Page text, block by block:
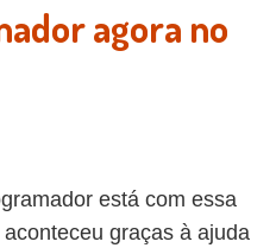
agora no
está com essa
graças à ajuda